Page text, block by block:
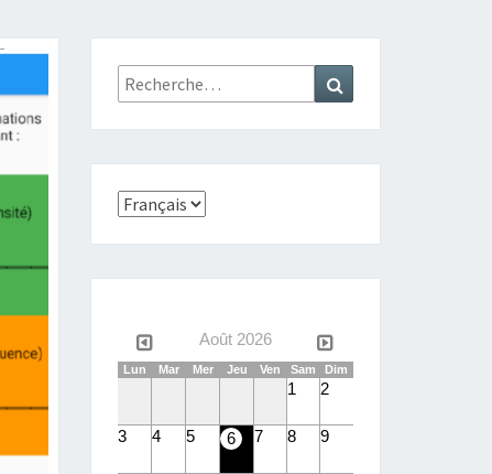
Rechercher :
Choisir
Août 2026
Lun Mar Mer Jeu Ven Sam Dim
1 2
3 4 5 6 7 8 9